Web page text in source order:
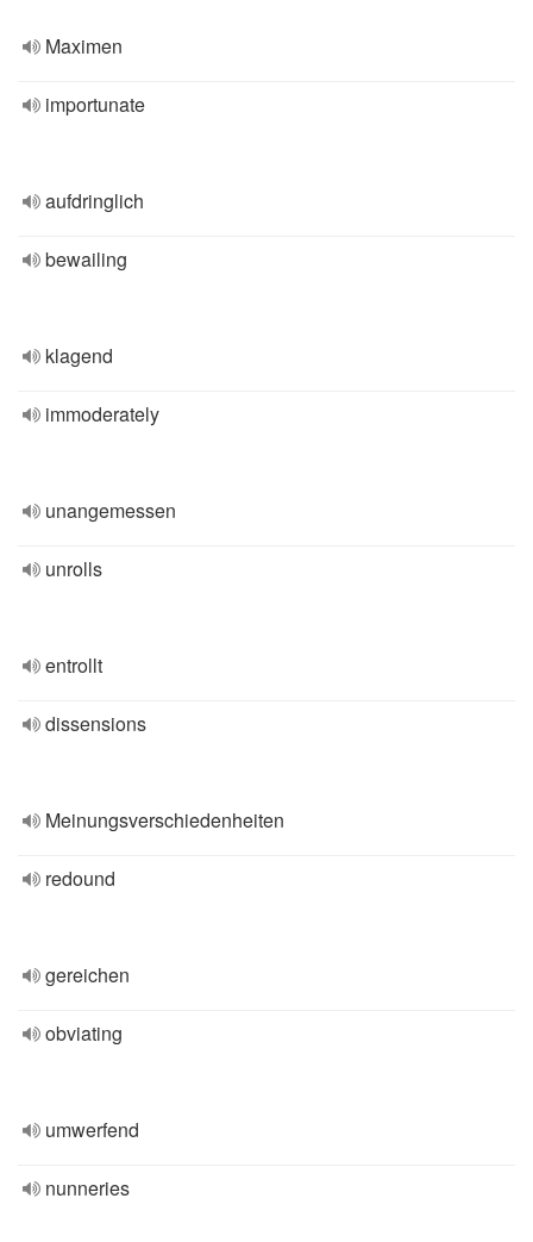
Maximen
importunate
aufdringlich
bewailing
klagend
immoderately
unangemessen
unrolls
entrollt
dissensions
Meinungsverschiedenheiten
redound
gereichen
obviating
umwerfend
nunneries